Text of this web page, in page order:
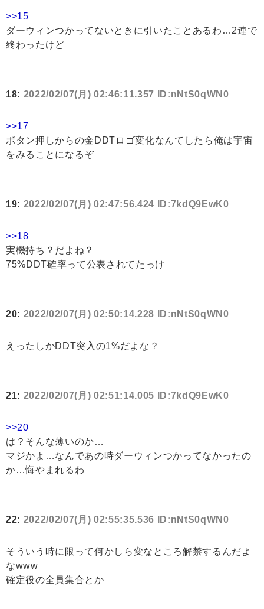
>>15
ダーウィンつかってないときに引いたことあるわ…2連で
終わったけど
18: 2022/02/07(月) 02:46:11.357 ID:nNtS0qWN0
>>17
ボタン押しからの金DDTロゴ変化なんてしたら俺は宇宙
をみることになるぞ
19: 2022/02/07(月) 02:47:56.424 ID:7kdQ9EwK0
>>18
実機持ち？だよね？
75%DDT確率って公表されてたっけ
20: 2022/02/07(月) 02:50:14.228 ID:nNtS0qWN0
えったしかDDT突入の1%だよな？
21: 2022/02/07(月) 02:51:14.005 ID:7kdQ9EwK0
>>20
は？そんな薄いのか…
マジかよ…なんであの時ダーウィンつかってなかったの
か…悔やまれるわ
22: 2022/02/07(月) 02:55:35.536 ID:nNtS0qWN0
そういう時に限って何かしら変なところ解禁するんだよ
なwww
確定役の全員集合とか